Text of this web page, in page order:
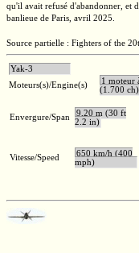
qu'il avait refusé d'abandonner, et
banlieue de Paris, avril 2025.
Source partielle : Fighters of the
Yak-3
Moteurs(s)/Engine(s)
1 moteur
(1.700 ch)
Envergure/Span
9,20 m (30 ft
2.2 in)
Vitesse/Speed
650 km/h (400
mph)